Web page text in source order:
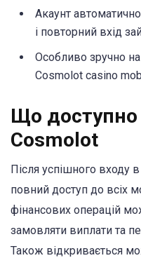
Акаунт
і повторний вхід
Особливо зручно на
Cosmolot casino
Що доступно
Cosmolot
Після успішного входу
повний доступ до всіх
фінансових операцій
замовляти виплати та
Також відкривається